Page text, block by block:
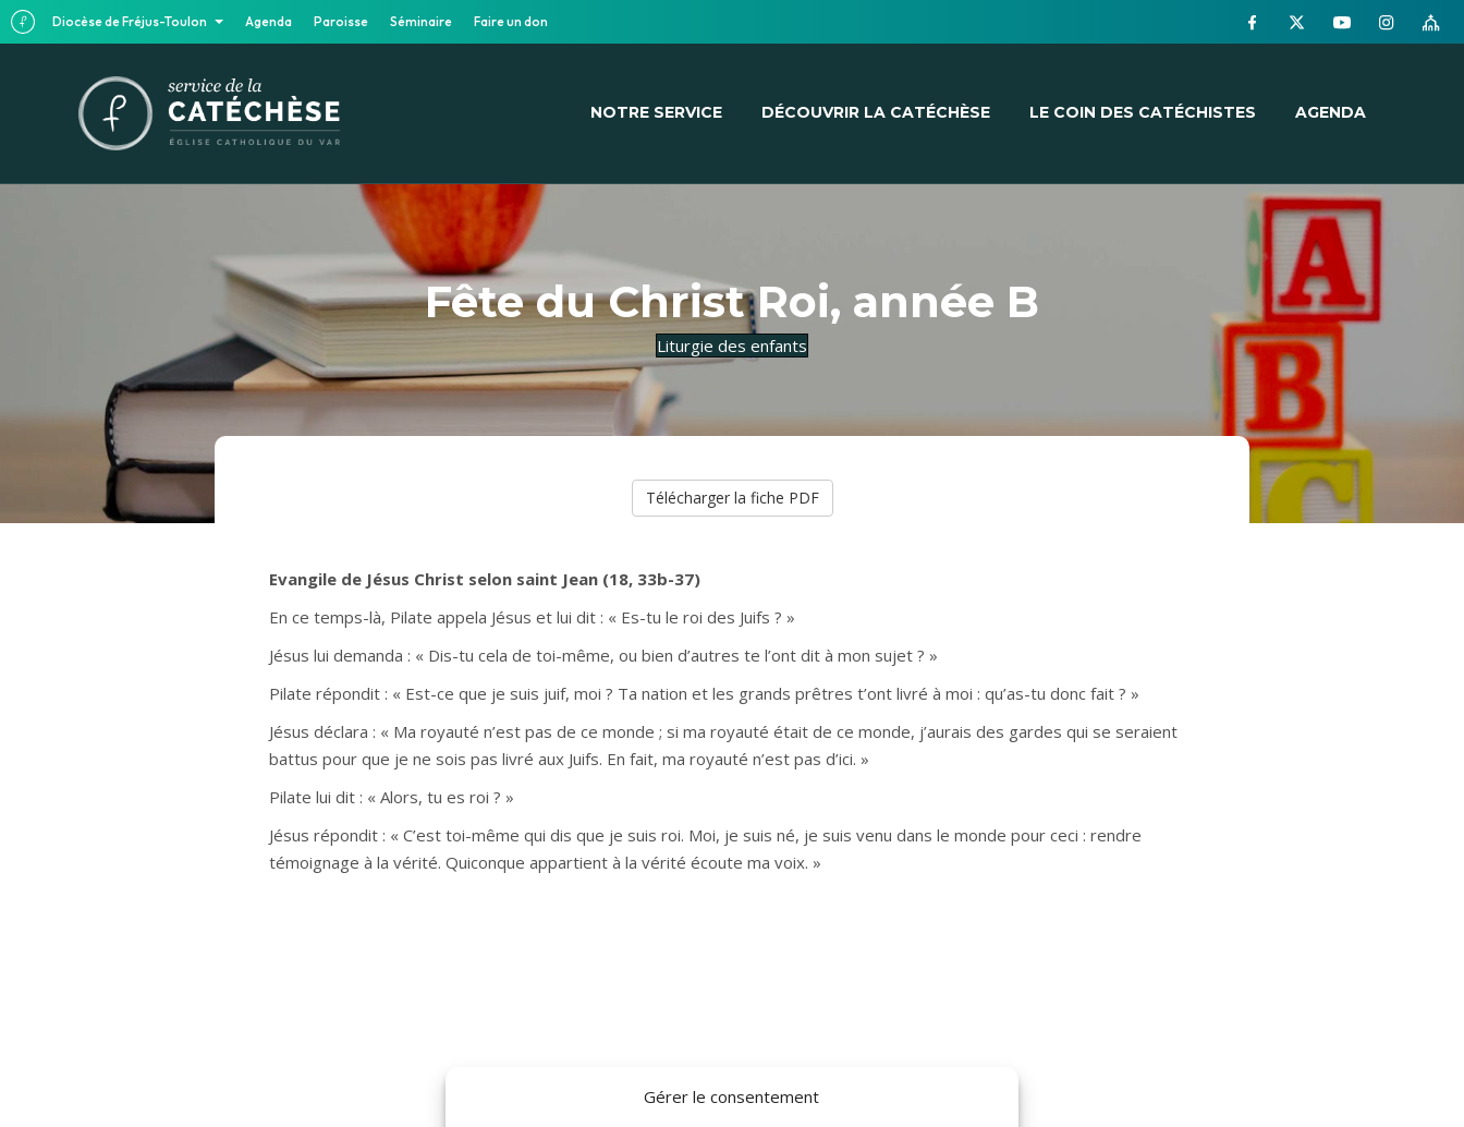
Diocèse de Fréjus-Toulon Agenda Paroisse Séminaire Faire un don
Gérer le consentement
NOTRE SERVICE DÉCOUVRIR LA CATÉCHÈSE LE COIN DES CATÉCHISTES AGENDA
Fête du Christ Roi, année B
Liturgie des enfants
Télécharger la fiche PDF
Evangile de Jésus Christ selon saint Jean (18, 33b-37)
En ce temps-là, Pilate appela Jésus et lui dit : « Es-tu le roi des Juifs ? »
Jésus lui demanda : « Dis-tu cela de toi-même, ou bien d’autres te l’ont dit à mon sujet ? »
Pilate répondit : « Est-ce que je suis juif, moi ? Ta nation et les grands prêtres t’ont livré à moi : qu’as-tu donc fait ? »
Jésus déclara : « Ma royauté n’est pas de ce monde ; si ma royauté était de ce monde, j’aurais des gardes qui se seraient
battus pour que je ne sois pas livré aux Juifs. En fait, ma royauté n’est pas d’ici. »
Pilate lui dit : « Alors, tu es roi ? »
Jésus répondit : « C’est toi-même qui dis que je suis roi. Moi, je suis né, je suis venu dans le monde pour ceci : rendre
témoignage à la vérité. Quiconque appartient à la vérité écoute ma voix. »